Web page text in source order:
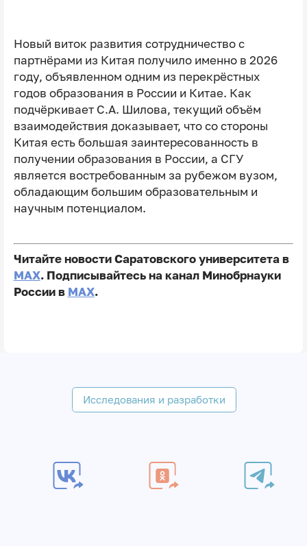
Новый виток развития сотрудничество с
партнёрами из Китая получило именно в 2026
году, объявленном одним из перекрёстных
годов образования в России и Китае. Как
подчёркивает С.А. Шилова, текущий объём
взаимодействия доказывает, что со стороны
Китая есть большая заинтересованность в
получении образования в России, а СГУ
является востребованным за рубежом вузом,
обладающим большим образовательным и
научным потенциалом.
Читайте новости Саратовского университета в
MAX. Подписывайтесь на канал Минобрнауки
России в MAX.
Исследования и разработки